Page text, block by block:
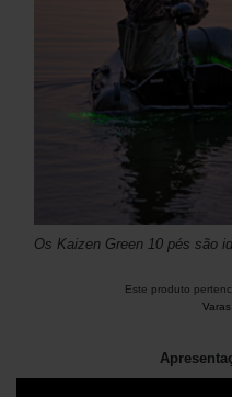
Os Kaizen Green 10 pés são
Este produto
Varas